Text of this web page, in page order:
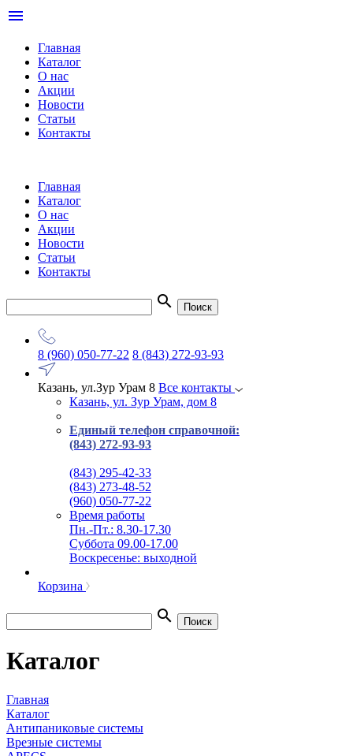
menu
Главная
Каталог
О нас
Акции
Новости
Статьи
Контакты
Главная
Каталог
О нас
Акции
Новости
Статьи
Контакты
search Поиск
8 (960) 050-77-22 8 (843) 272-93-93
Казань, ул.Зур Урам 8 Все контакты
Казань, ул. Зур Урам, дом 8
Единый телефон справочной:
(843) 272-93-93
(843) 295-42-33
(843) 273-48-52
(960) 050-77-22
Время работы
Пн.-Пт.: 8.30-17.30
Суббота 09.00-17.00
Воскресенье: выходной
Корзина
search Поиск
Каталог
Главная
Каталог
Антипаниковые системы
Врезные системы